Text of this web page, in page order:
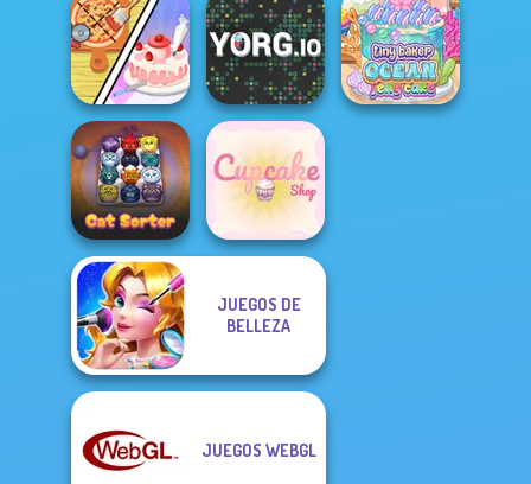
Muscle Clicker
ASMR Tattoo
Treatment
Free the Ball
Dolly's
Restaurant
Organising
YORG.io
Cat Sorter Puzzle
JUEGOS DE
BELLEZA
JUEGOS WEBGL